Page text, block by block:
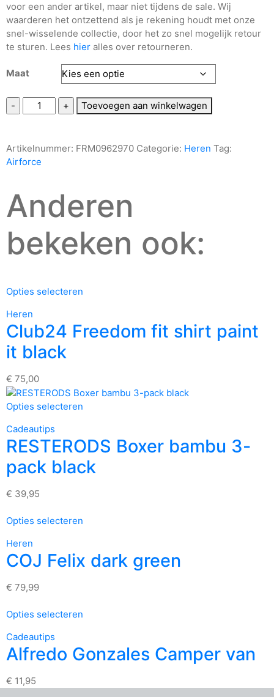
voor een ander artikel, maar niet tijdens de sale. Wij
waarderen het ontzettend als je rekening houdt met onze
snel-wisselende collectie, door het zo snel mogelijk retour
te sturen. Lees hier alles over retourneren.
Maat
Toevoegen aan winkelwagen
Artikelnummer: FRM0962970 Categorie: Heren Tag:
Airforce
Anderen
bekeken ook:
Opties selecteren
Heren
Club24 Freedom fit shirt paint
it black
€ 75,00
Opties selecteren
Cadeautips
RESTERODS Boxer bambu 3-
pack black
€ 39,95
Opties selecteren
Heren
COJ Felix dark green
€ 79,99
Opties selecteren
Cadeautips
Alfredo Gonzales Camper van
€ 11,95